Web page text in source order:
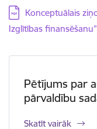
Lejupielādēt:
Konceptuālais
Izglītības finansēšanu”
Pētījums par
pārvaldību
Skatīt vairāk